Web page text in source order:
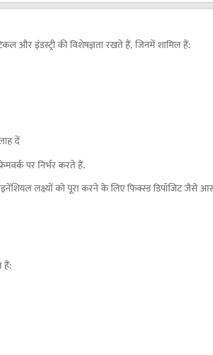
और इंडस्ट्री की विशेषज्ञता रखते हैं, जिनमें शामिल हैं:
दें
पर निर्भर करते हैं.
लक्ष्यों को पूरा करने के लिए फिक्स्ड डिपॉजिट
हैं: